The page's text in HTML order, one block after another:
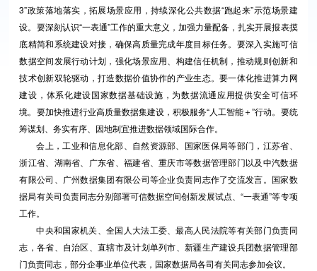
3”政策落地落实，拓展场景应用，持续深化公共数据“跑起来”示范场景建
设。要深刻认识“一表通”工作的重大意义，加强力量配备，扎实开展报表摸
底精简和系统建设对接，确保高质量完成年度目标任务。要深入实施可信
数据空间发展行动计划，强化场景应用、构建信任机制，推动规则创新和
技术创新双轮驱动，打造数据价值协作的产业生态。要一体化推进算力网
建设，体系化建设国家数据基础设施，为数据流通应用提供安全可信环
境。要加快推进行业高质量数据集建设，积极服务“人工智能＋”行动。要统
筹谋划、务实有序、因地制宜推进数据领域国际合作。
会上，工业和信息化部、自然资源部、国家医保局等部门，江苏省、
浙江省、湖南省、广东省、福建省、重庆市等数据管理部门以及中汽数据
有限公司、广州数据集团有限公司等企业负责同志作了交流发言。国家数
据局有关司负责同志分别部署可信数据空间创新发展试点、“一表通”等专项
工作。
中央和国家机关、全国人大法工委、最高人民法院等有关部门负责同
志，各省、自治区、直辖市及计划单列市、新疆生产建设兵团数据管理部
门负责同志，部分企事业单位代表，国家数据局各司有关同志参加会议。